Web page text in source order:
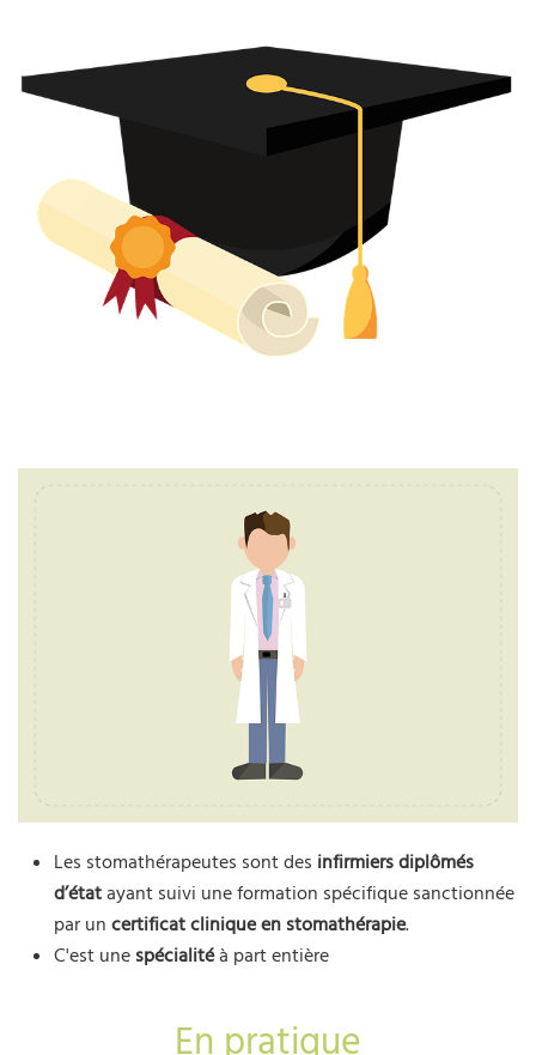
Les stomathérapeutes sont des infirmiers diplômés
d’étatayant suivi une formation spécifique sanctionnée
par un certificat clinique en stomathérapie.
C'est une spécialitéà part entière
En pratique